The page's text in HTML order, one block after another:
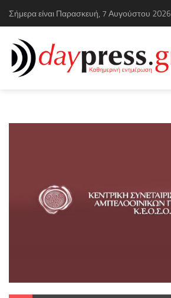
Σήμερα είναι Παρασκευή, 7 Αυγούστου 2026